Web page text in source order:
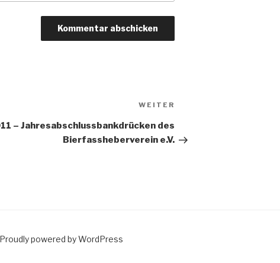
WEITER
– Jahresabschlussbankdrücken des
Bierfassheberverein e.V.
Proudly powered by WordPress